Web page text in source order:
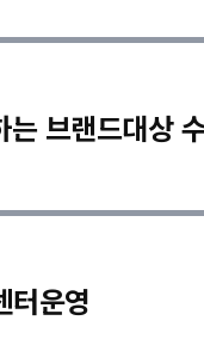
브랜드대상
터운영